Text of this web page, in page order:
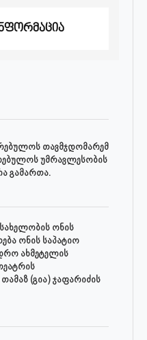
თავმჯდომარემ
უმრავლესობის
გამართა.
ონის
ონის საპატიო
ახმეტელის
(გია) ჯაფარიძის